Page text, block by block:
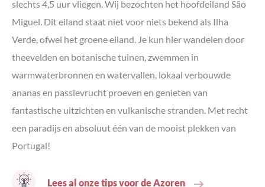
slechts 4,5 uur vliegen. Wij bezochten het hoofdeiland São
Miguel. Dit eiland staat niet voor niets bekend als Ilha
Verde, ofwel het groene eiland. Je kun hier wandelen door
theevelden en botanische tuinen, zwemmen in
warmwaterbronnen en watervallen, lokaal verbouwde
ananas en passievrucht proeven en genieten van
fantastische uitzichten en vulkanische stranden. Met recht
een paradijs en absoluut één van de mooist plekken van
Portugal!
Lees al onze tips voor de Azoren